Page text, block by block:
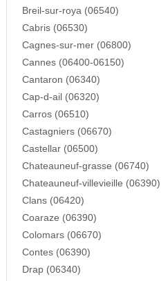
Breil-sur-roya (06540)
Cabris (06530)
Cagnes-sur-mer (06800)
Cannes (06400-06150)
Cantaron (06340)
Cap-d-ail (06320)
Carros (06510)
Castagniers (06670)
Castellar (06500)
Chateauneuf-grasse (06740)
Chateauneuf-villevieille (06390)
Clans (06420)
Coaraze (06390)
Colomars (06670)
Contes (06390)
Drap (06340)